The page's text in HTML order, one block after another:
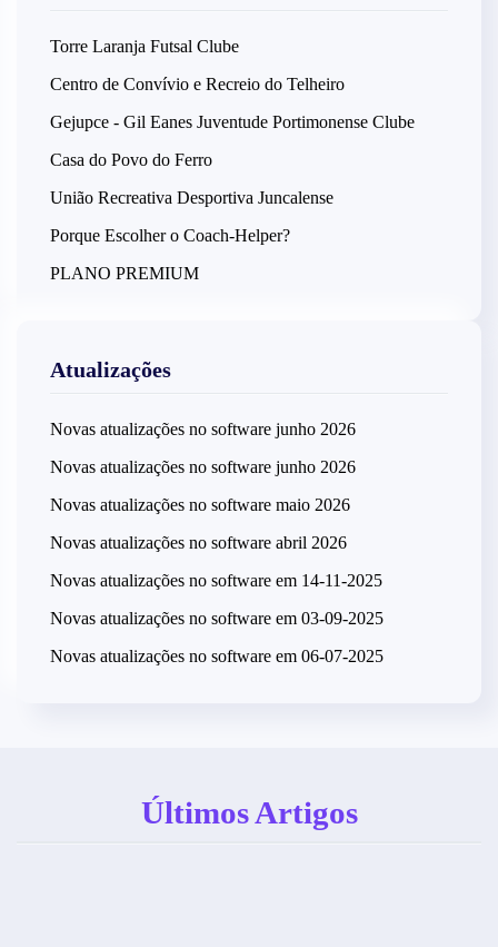
Torre Laranja Futsal Clube
Centro de Convívio e Recreio do Telheiro
Gejupce - Gil Eanes Juventude Portimonense Clube
Casa do Povo do Ferro
União Recreativa Desportiva Juncalense
Porque Escolher o Coach-Helper?
PLANO PREMIUM
Atualizações
Novas atualizações no software junho 2026
Novas atualizações no software junho 2026
Novas atualizações no software maio 2026
Novas atualizações no software abril 2026
Novas atualizações no software em 14-11-2025
Novas atualizações no software em 03-09-2025
Novas atualizações no software em 06-07-2025
Últimos Artigos
Torre
agosto
2026
Centro
Telheiro